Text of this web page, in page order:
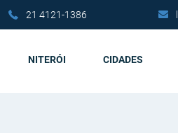
21 4121-1386
NITERÓI CIDADES